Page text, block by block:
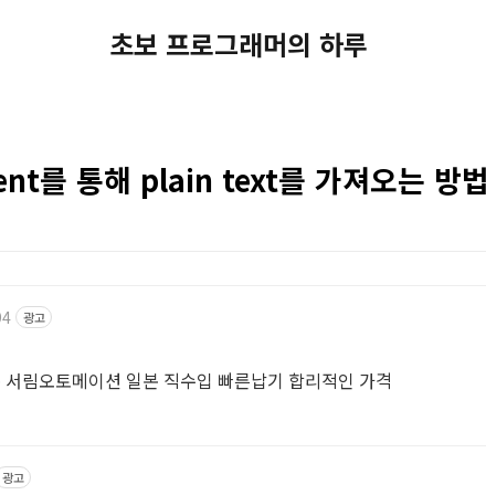
초보 프로그래머의 하루
를 통해 plain text를 가져오는 방
광고
림오토메이션 일본 직수입 빠른납기 합리적인 가격
광고